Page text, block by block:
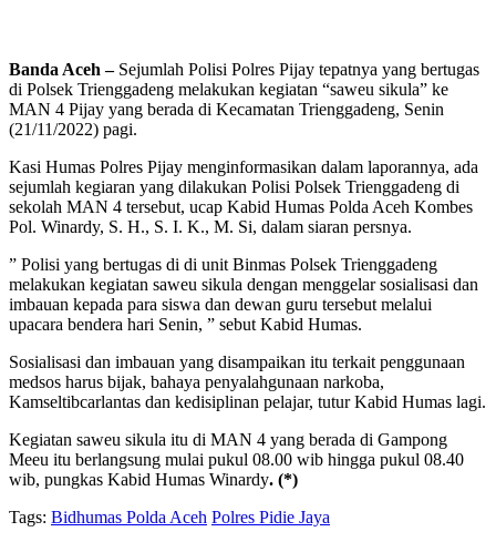
Banda Aceh –Sejumlah Polisi Polres Pijay tepatnya yang bertugas
di Polsek Trienggadeng melakukan kegiatan “saweu sikula” ke
MAN 4 Pijay yang berada di Kecamatan Trienggadeng, Senin
(21/11/2022) pagi.
Kasi Humas Polres Pijay menginformasikan dalam laporannya, ada
sejumlah kegiaran yang dilakukan Polisi Polsek Trienggadeng di
sekolah MAN 4 tersebut, ucap Kabid Humas Polda Aceh Kombes
Pol. Winardy, S. H., S. I. K., M. Si, dalam siaran persnya.
” Polisi yang bertugas di di unit Binmas Polsek Trienggadeng
melakukan kegiatan saweu sikula dengan menggelar sosialisasi dan
imbauan kepada para siswa dan dewan guru tersebut melalui
upacara bendera hari Senin, ” sebut Kabid Humas.
Sosialisasi dan imbauan yang disampaikan itu terkait penggunaan
medsos harus bijak, bahaya penyalahgunaan narkoba,
Kamseltibcarlantas dan kedisiplinan pelajar, tutur Kabid Humas lagi.
Kegiatan saweu sikula itu di MAN 4 yang berada di Gampong
Meeu itu berlangsung mulai pukul 08.00 wib hingga pukul 08.40
wib, pungkas Kabid Humas Winardy. (*)
Tags: Bidhumas Polda Aceh Polres Pidie Jaya